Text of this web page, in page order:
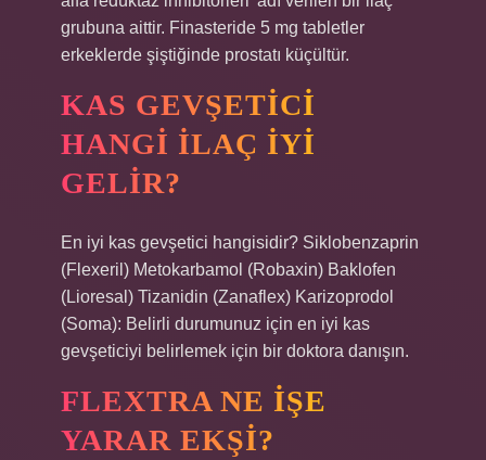
grubuna aittir. Finasteride 5 mg tabletler
erkeklerde şiştiğinde prostatı küçültür.
KAS GEVŞETICI
HANGI ILAÇ IYI
GELIR?
En iyi kas gevşetici hangisidir? Siklobenzaprin
(Flexeril) Metokarbamol (Robaxin) Baklofen
(Lioresal) Tizanidin (Zanaflex) Karizoprodol
(Soma): Belirli durumunuz için en iyi kas
gevşeticiyi belirlemek için bir doktora danışın.
FLEXTRA NE IŞE
YARAR EKŞI?